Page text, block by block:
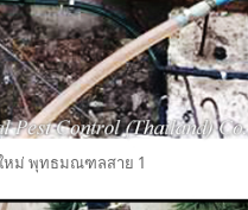
ใหม่ พุทธมณฑลสาย 1